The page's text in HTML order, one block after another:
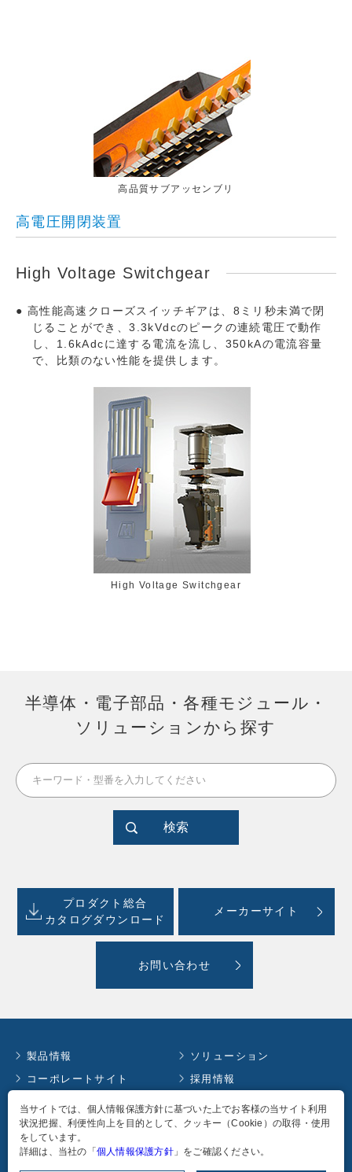
高品質サブアッセンブリ
高電圧開閉装置
High Voltage Switchgear
高性能高速クローズスイッチギアは、8ミリ秒未満で閉
じることができ、3.3kVdcのピークの連続電圧で動作
し、1.6kAdcに達する電流を流し、350kAの電流容量
で、比類のない性能を提供します。
High Voltage Switchgear
半導体・電子部品・各種モジュール・
ソリューションから探す
検索
プロダクト総合
カタログダウンロード
メーカーサイト
お問い合わせ
製品情報
ソリューション
コーポレートサイト
採用情報
イベント情報
コラム
English
個人情報保護方針
当サイトでは、個人情報保護方針に基づいた上でお客様の当サイト利用
状況把握、利便性向上を目的として、クッキー（Cookie）の取得・使用
をしています。
詳細は、当社の「 個人情報保護方針」をご確認ください。